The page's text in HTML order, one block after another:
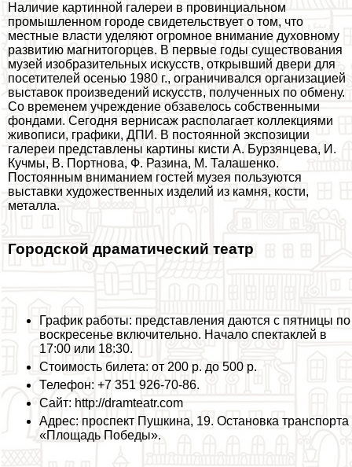
Наличие картинной галереи в провинциальном
промышленном городе свидетельствует о том, что
местные власти уделяют огромное внимание духовному
развитию магнитогорцев. В первые годы существования
музей изобразительных искусств, открывший двери для
посетителей осенью 1980 г., ограничивался организацией
выставок произведений искусств, полученных по обмену.
Со временем учреждение обзавелось собственными
фондами. Сегодня вернисаж располагает коллекциями
живописи, графики, ДПИ. В постоянной экспозиции
галереи представлены картины кисти А. Бурзянцева, И.
Кучмы, В. Портнова, Ф. Разина, М. Талашенко.
Постоянным вниманием гостей музея пользуются
выставки художественных изделий из камня, кости,
металла.
Городской драматический театр
График работы: представления даются с пятницы по
воскресенье включительно. Начало спектаклей в
17:00 или 18:30.
Стоимость билета: от 200 р. до 500 р.
Телефон: +7 351 926-70-86.
Сайт: http://dramteatr.com
Адрес: проспект Пушкина, 19. Остановка трaнcпорта
«Площадь Победы».